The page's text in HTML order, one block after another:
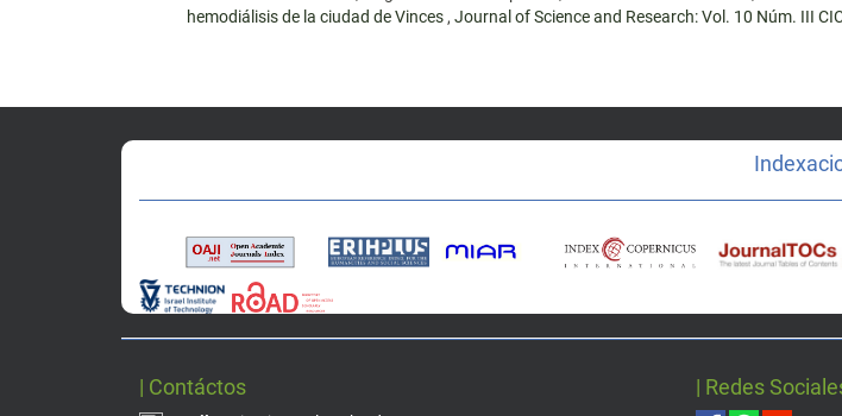
hemodiálisis de la ciudad de Vinces, Journal of Science and Research: Vol. 10 Núm. III
| Contáctos | Redes